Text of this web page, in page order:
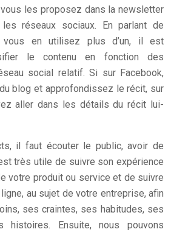
les proposez dans la newsletter
réseaux sociaux. En parlant de
vous en utilisez plus d’un, il est
le contenu en fonction des
social relatif. Si sur Facebook,
blog et approfondissez le récit, sur
aller dans les détails du récit lui-
il faut écouter le public, avoir de
très utile de suivre son expérience
votre produit ou service et de suivre
au sujet de votre entreprise, afin
ses craintes, ses habitudes, ses
Ensuite, nous pouvons